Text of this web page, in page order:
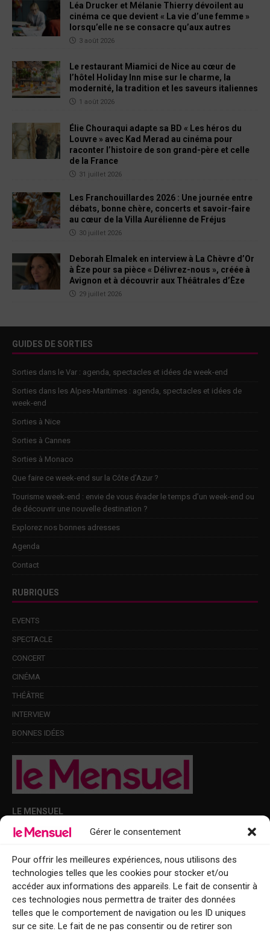
Gérer le consentement
Pour offrir les meilleures expériences, nous utilisons des
technologies telles que les cookies pour stocker et/ou
accéder aux informations des appareils. Le fait de consentir à
ces technologies nous permettra de traiter des données
telles que le comportement de navigation ou les ID uniques
sur ce site. Le fait de ne pas consentir ou de retirer son
Léa Drucker et Mélanie Thierry dévoilent au
cinéma ce que devient « La vie d’une femme »
lorsqu’elle ne se consacre qu’aux autres
3 août 2026
Le restaurant Miamici de Nice au cœur de
l’hôtel Holiday Inn mise sur le charme, la
modernité, la tradition et les saveurs italiennes
1 août 2026
Élie Chouraqui adapte sa BD « Les héros du
Louvre » avec Kad Merad au cinéma pour
raconter l’histoire de son grand-père et celle
de la France
31 juillet 2026
Les Franchouillardes 2026 : Une journée entre
débats, bonne chère, concerts et savoir-faire
au cœur de la Villa Aurélienne de Fréjus
30 juillet 2026
Deborah Elmalek en interview à La Chèvre d’Or
à Èze pour sa pièce « Délivrez-nous », créée à
Avignon et à découvrir aux Théâtrales d’Èze
29 juillet 2026
GUIDES DE SORTIES
Sorties dans le Var : agenda, spectacles et idées de week-end
Sorties dans les Alpes-Maritimes : agenda, spectacles et idées de
week-end
Sorties à Nice
Sorties à Cannes
Sorties à Monaco
Que faire ce week-end sur la Côte d’Azur ?
Tourisme week-end : envie de vous évader le temps d’un week-end ou
de découvrir une nouvelle destination ?
Explorez nos bonnes adresses
Agenda
Contact
RUBRIQUES
EVENTS
SPECTACLE
CONCERT
CINÉMA
THÉÂTRE
INTERVIEW
BONNES IDÉES
LE MENSUEL
Points de diffusion Var et Alpes-Maritimes : oû trouver Le Mensuel ?
Le Mensuel en PDF : consultez le magazine en ligne
Qui sommes-nous ?
BFM Top Sorties
EVENT